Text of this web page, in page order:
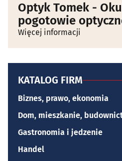
Optyk Tomek -
pogotowie
Więcej informacji
KATALOG FIRM
Biznes, prawo, ekonomia
Dom, mieszkanie,
Gastronomia i jedzenie
Handel